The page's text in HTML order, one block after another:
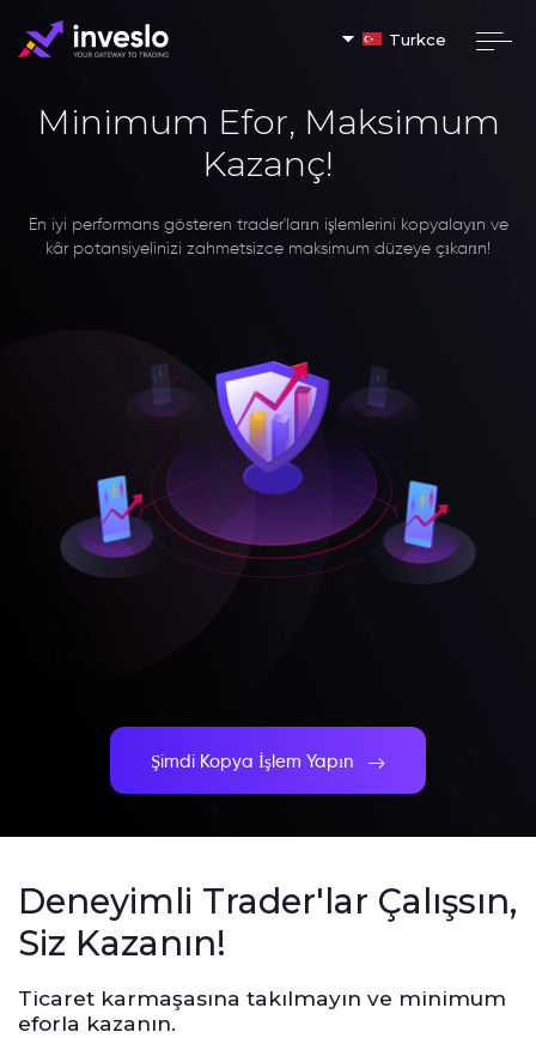
Turkce
Minimum Efor, Maksimum
Kazanç!
En iyi performans gösteren trader'ların işlemlerini kopyalayın ve
kâr potansiyelinizi zahmetsizce maksimum düzeye çıkarın!
Şimdi Kopya İşlem Yapın
Deneyimli Trader'lar Çalışsın,
Siz Kazanın!
Ticaret karmaşasına takılmayın ve minimum
eforla kazanın.